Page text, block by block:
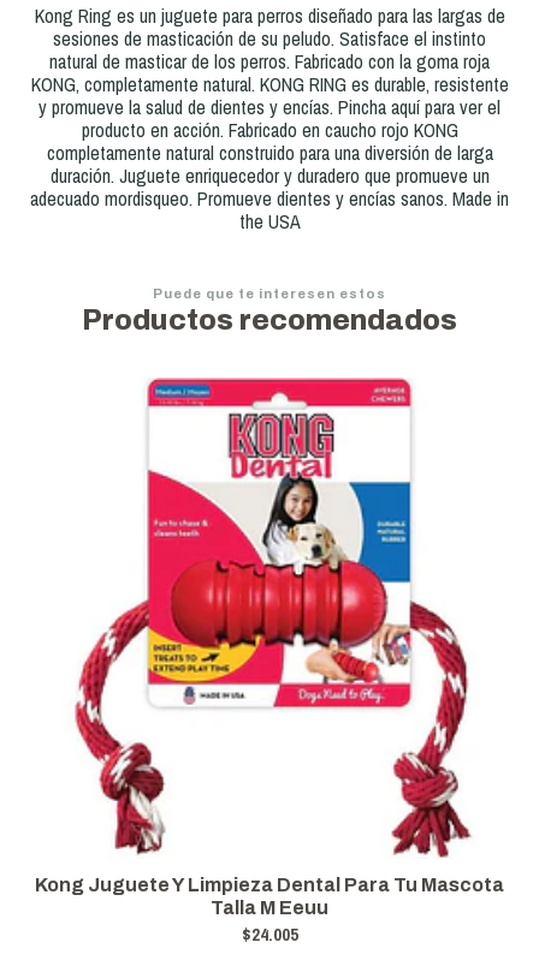
Kong Ring es un juguete para perros diseñado para las largas de
sesiones de masticación de su peludo. Satisface el instinto
natural de masticar de los perros. Fabricado con la goma roja
KONG, completamente natural. KONG RING es durable, resistente
y promueve la salud de dientes y encías. Pincha aquí para ver el
producto en acción. Fabricado en caucho rojo KONG
completamente natural construido para una diversión de larga
duración. Juguete enriquecedor y duradero que promueve un
adecuado mordisqueo. Promueve dientes y encías sanos. Made in
the USA
Puede que te interesen estos
Productos recomendados
Kong Juguete Y Limpieza Dental Para Tu Mascota
Talla M Eeuu
$24.005